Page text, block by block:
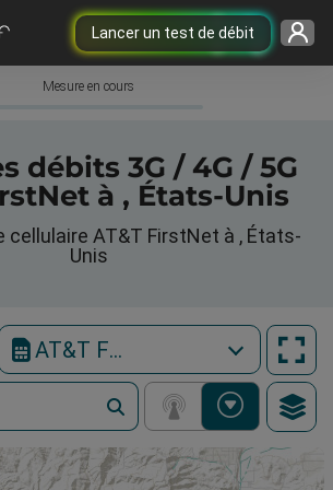
Lancer un test de débit
Mesure en cours
débits 3G / 4G / 5G
à , États-Unis
cellulaire AT&T FirstNet à , États-
Unis
AT&T FirstNet